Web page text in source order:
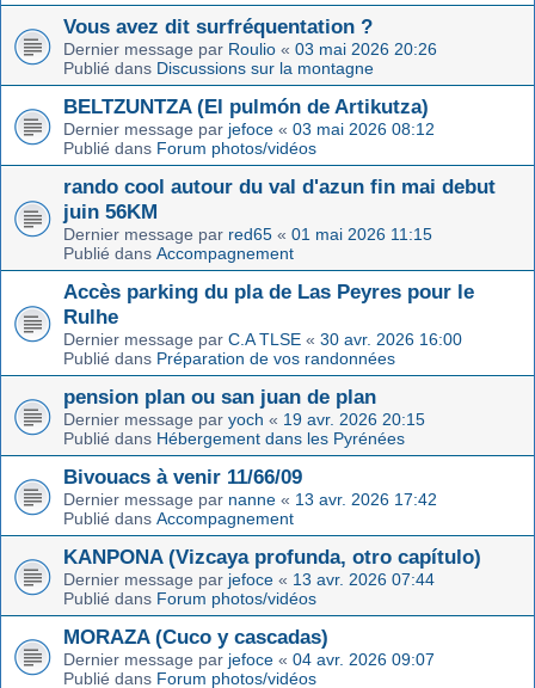
Vous avez dit surfréquentation ?
Dernier message par Roulio « 03 mai 2026 20:26
Publié dans Discussions sur la montagne
BELTZUNTZA (El pulmón de Artikutza)
Dernier message par jefoce « 03 mai 2026 08:12
Publié dans Forum photos/vidéos
rando cool autour du val d'azun fin mai debut
juin 56KM
Dernier message par red65 « 01 mai 2026 11:15
Publié dans Accompagnement
Accès parking du pla de Las Peyres pour le
Rulhe
Dernier message par C.A TLSE « 30 avr. 2026 16:00
Publié dans Préparation de vos randonnées
pension plan ou san juan de plan
Dernier message par yoch « 19 avr. 2026 20:15
Publié dans Hébergement dans les Pyrénées
Bivouacs à venir 11/66/09
Dernier message par nanne « 13 avr. 2026 17:42
Publié dans Accompagnement
KANPONA (Vizcaya profunda, otro capítulo)
Dernier message par jefoce « 13 avr. 2026 07:44
Publié dans Forum photos/vidéos
MORAZA (Cuco y cascadas)
Dernier message par jefoce « 04 avr. 2026 09:07
Publié dans Forum photos/vidéos